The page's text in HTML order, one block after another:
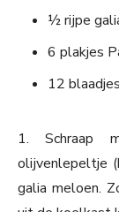
½ rijpe
6 plakjes
12
1. Schraap
olijvenlepeltje
galia meloen.